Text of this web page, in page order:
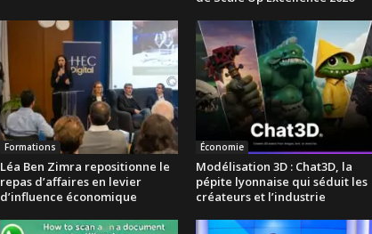
Formations
Léa Ben Zimra repositionne le
repas d’affaires en levier
d’influence économique
Économie
Modélisation 3D : Chat3D, la
pépite lyonnaise qui séduit les
créateurs et l’industrie